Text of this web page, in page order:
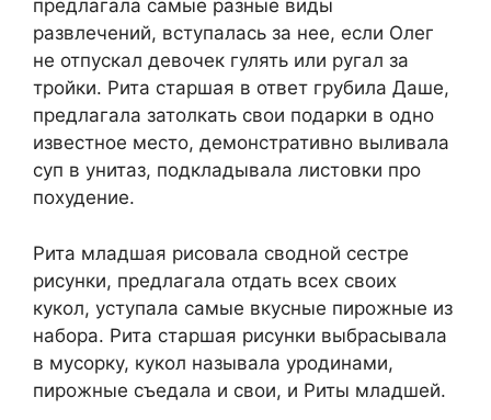
предлагала самые разные виды
развлечений, вступалась за нее, если Олег
не отпускал девочек гулять или ругал за
тройки. Рита старшая в ответ грубила Даше,
предлагала затолкать свои подарки в одно
известное место, демонстративно выливала
суп в унитаз, подкладывала листовки про
похудение.
Рита младшая рисовала сводной сестре
рисунки, предлагала отдать всех своих
кукол, уступала самые вкусные пирожные из
набора. Рита старшая рисунки выбрасывала
в мусорку, кукол называла уродинами,
пирожные съедала и свои, и Риты младшей.